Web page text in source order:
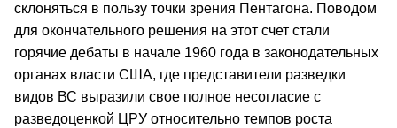
склоняться в пользу точки зрения Пентагона. Поводом
для окончательного решения на этот счет стали
горячие дебаты в начале 1960 года в законодательных
органах власти США, где представители разведки
видов ВС выразили свое полное несогласие с
разведоценкой ЦРУ относительно темпов роста